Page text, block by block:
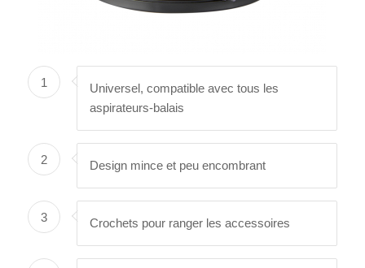
1
Universel, compatible avec tous les
aspirateurs-balais
2 Design mince et peu encombrant
3 Crochets pour ranger les accessoires